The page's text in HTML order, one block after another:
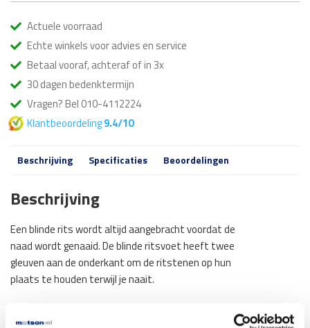
Actuele voorraad
Echte winkels voor advies en service
Betaal vooraf, achteraf of in 3x
30 dagen bedenktermijn
Vragen? Bel 010-4112224
Klantbeoordeling9.4/10
Beschrijving Specificaties Beoordelingen
Beschrijving
Een blinde rits wordt altijd aangebracht voordat de
naad wordt genaaid. De blinde ritsvoet heeft twee
gleuven aan de onderkant om de ritstenen op hun
plaats te houden terwijl je naait.